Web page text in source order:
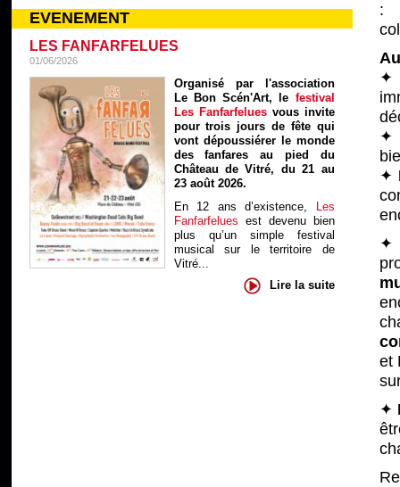
EVENEMENT
LES FANFARFELUES
01/06/2026
Organisé par l'association
Le Bon Scén'Art, le festival
Les Fanfarfelues vous invite
pour trois jours de fête qui
vont dépoussiérer le monde
des fanfares au pied du
Château de Vitré, du 21 au
23 août 2026.
En 12 ans d’existence, Les
Fanfarfelues est devenu bien
plus qu’un simple festival
musical sur le territoire de
Vitré...
Lire la suite
:
✦
✦
✦
et
✦